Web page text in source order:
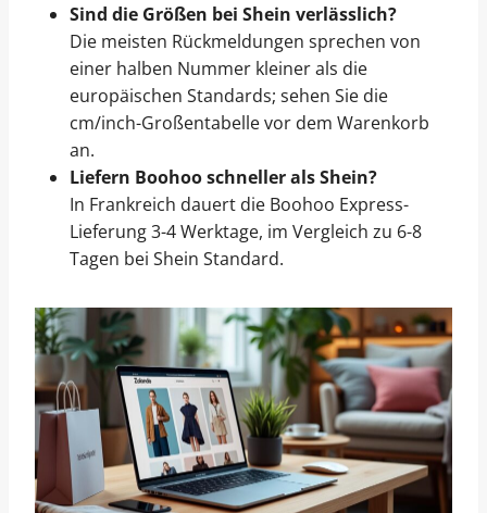
Sind die Größen bei Shein verlässlich?
Die meisten Rückmeldungen sprechen von
einer halben Nummer kleiner als die
europäischen Standards; sehen Sie die
cm/inch-Großentabelle vor dem Warenkorb
an.
Liefern Boohoo schneller als Shein?
In Frankreich dauert die Boohoo Express-
Lieferung 3-4 Werktage, im Vergleich zu 6-8
Tagen bei Shein Standard.